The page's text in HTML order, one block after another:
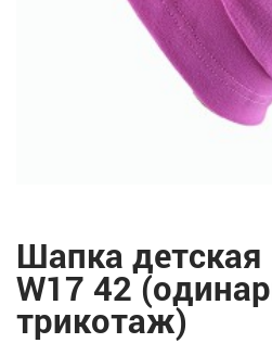
Шапка детская
W17 42
трикотаж)